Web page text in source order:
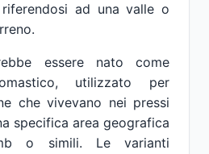
ad una valle o
essere nato come
utilizzato per
che vivevano nei pressi
specifica area geografica
o simili. Le varianti